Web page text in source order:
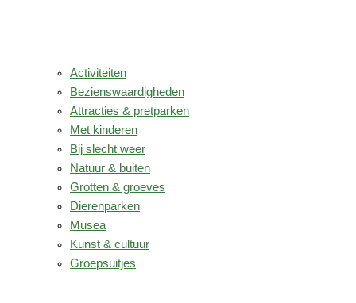
Activiteiten
Bezienswaardigheden
Attracties & pretparken
Met kinderen
Bij slecht weer
Natuur & buiten
Grotten & groeves
Dierenparken
Musea
Kunst & cultuur
Groepsuitjes